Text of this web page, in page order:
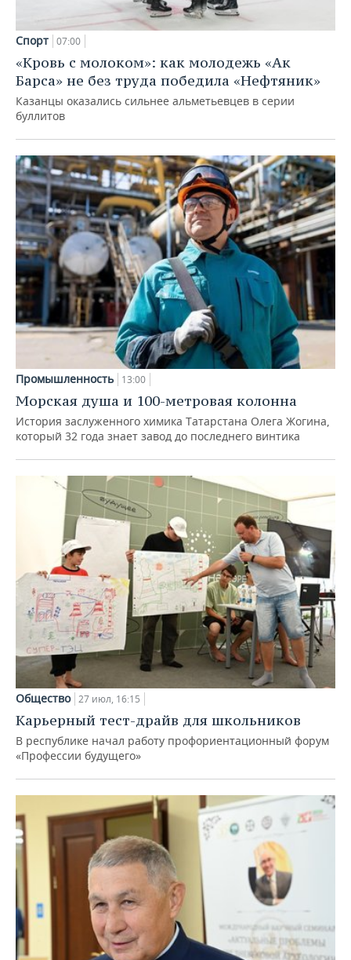
Спорт 07:00
«Кровь с молоком»: как молодежь «Ак
Барса» не без труда победила «Нефтяник»
Казанцы оказались сильнее альметьевцев в серии
буллитов
Промышленность 13:00
Морская душа и 100-метровая колонна
История заслуженного химика Татарстана Олега Жогина,
который 32 года знает завод до последнего винтика
Общество 27 июл, 16:15
Карьерный тест-драйв для школьников
В республике начал работу профориентационный форум
«Профессии будущего»